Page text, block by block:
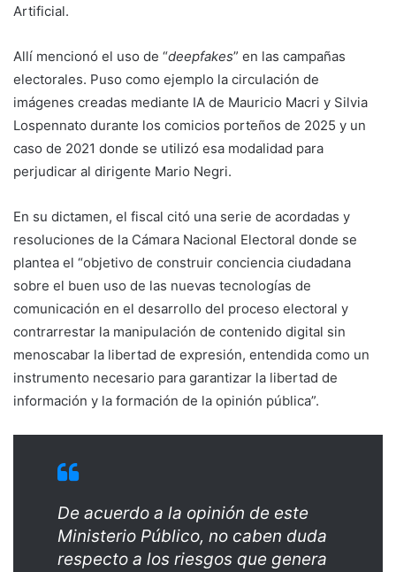
Artificial.
Allí mencionó el uso de “deepfakes” en las campañas
electorales. Puso como ejemplo la circulación de
imágenes creadas mediante IA de Mauricio Macri y Silvia
Lospennato durante los comicios porteños de 2025 y un
caso de 2021 donde se utilizó esa modalidad para
perjudicar al dirigente Mario Negri.
En su dictamen, el fiscal citó una serie de acordadas y
resoluciones de la Cámara Nacional Electoral donde se
plantea el “objetivo de construir conciencia ciudadana
sobre el buen uso de las nuevas tecnologías de
comunicación en el desarrollo del proceso electoral y
contrarrestar la manipulación de contenido digital sin
menoscabar la libertad de expresión, entendida como un
instrumento necesario para garantizar la libertad de
información y la formación de la opinión pública”.
De acuerdo a la opinión de este
Ministerio Público, no caben duda
respecto a los riesgos que genera